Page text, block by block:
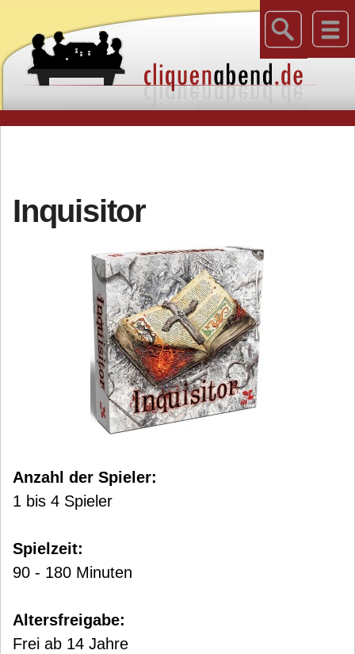
Inquisitor
Anzahl der Spieler:
1 bis 4 Spieler
Spielzeit:
90 - 180 Minuten
Altersfreigabe:
Frei ab 14 Jahre